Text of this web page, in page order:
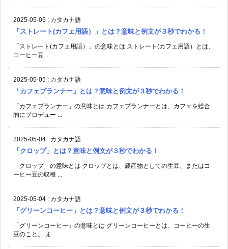
2025-05-05 : カタカナ語
「ストレート(カフェ用語）」とは？意味と例文が３秒でわかる！
「ストレート(カフェ用語）」の意味とは ストレート(カフェ用語）とは、
コーヒー豆 ...
2025-05-05 : カタカナ語
「カフェプランナー」とは？意味と例文が３秒でわかる！
「カフェプランナー」の意味とは カフェプランナーとは、カフェを総合
的にプロデュー ...
2025-05-04 : カタカナ語
「クロップ」とは？意味と例文が３秒でわかる！
「クロップ」の意味とは クロップとは、農産物としての生豆、またはコ
ーヒー豆の収穫 ...
2025-05-04 : カタカナ語
「グリーンコーヒー」とは？意味と例文が３秒でわかる！
「グリーンコーヒー」の意味とは グリーンコーヒーとは、コーヒーの生
豆のこと。 ま ...